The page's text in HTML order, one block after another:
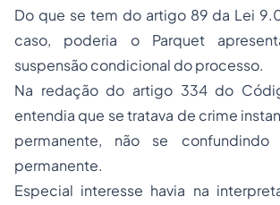
Do que se tem do artigo 89 da Lei
caso, poderia o Parquet
suspensão condicional do processo.
Na redação do artigo 334 do
entendia que se tratava de crime
permanente, não se
permanente.
Especial interesse havia na